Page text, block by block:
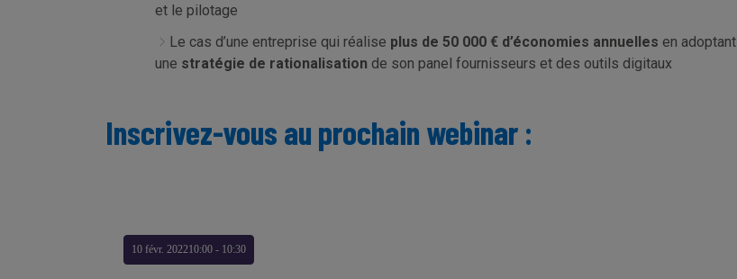
et le pilotage
Le cas d’une entreprise qui réalise plus de 50 000 € d’économies annuelles en adoptant
une stratégie de rationalisation de son panel fournisseurs et des outils digitaux
Inscrivez-vous au prochain webinar :